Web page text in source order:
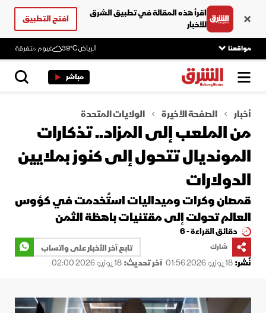
اقرأ هذه المقالة في تطبيق الشرق
للأخبار
افتح التطبيق
مواقعنا الرياض39°C غيوم متفرقة
مباشر
أخبار الصفحة الأخيرة الولايات المتحدة
من الملعب إلى المزاد.. تذكارات
المونديال تتحول إلى كنوز بملايين
الدولارات
قمصان وكرات وميداليات استُخدمت في كؤوس
العالم تحولت إلى مقتنيات باهظة الثمن
دقائق القراءة - 6
شارك
تابع آخر الأخبار على واتساب
نُشر:18 يونيو 2026 01:56 آخر تحديث:18 يونيو 2026 02:00